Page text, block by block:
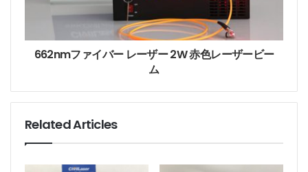
662nmファイバー レーザー 2W 赤色レーザービー
ム
Related Articles